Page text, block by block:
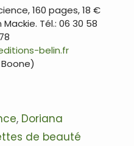
160 pages, 18 €
Tél.: 06 30 58
belin.fr
, Doriana
de beauté